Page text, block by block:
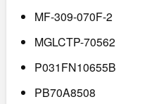
MF-309-070F-2
MGLCTP-70562
P031FN10655B
PB70A8508